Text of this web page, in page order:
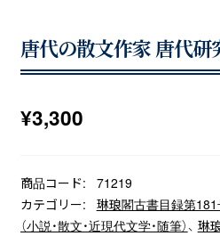
唐代の散文作家 唐代研
¥3,300
商品コード:
71219
カテゴリー:
琳琅閣古書目録第181
（小説・散文・近現代文学・随筆） 、 琳